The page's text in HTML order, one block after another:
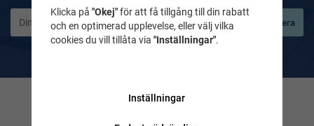
Prenumerera
De uppgifter du matar in kommer endast användas till våra nyhetsbrev.
Kontakta oss
Klicka på "Okej"för att få tillgång till din rabatt
och en optimerad upplevelse, eller välj vilka
cookies du vill tillåta via "Inställningar".
Inställningar